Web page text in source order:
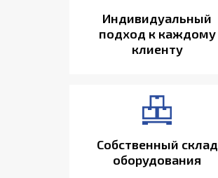
Индивидуальный
подход к каждому
клиенту
Собственный склад
оборудования